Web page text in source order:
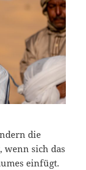
die
wenn sich das
einfügt.